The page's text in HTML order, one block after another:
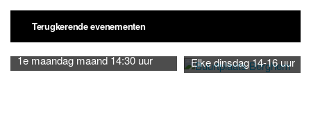
Terugkerende evenementen
1e maandag maand 14:30 uur Elke dinsdag 14-16 uur